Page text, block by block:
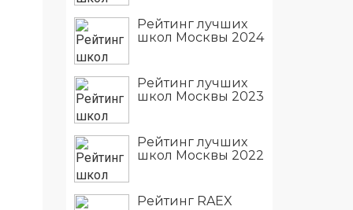
Рейтинг лучших
школ Москвы 2024
Рейтинг лучших
школ Москвы 2023
Рейтинг лучших
школ Москвы 2022
Рейтинг RAEX